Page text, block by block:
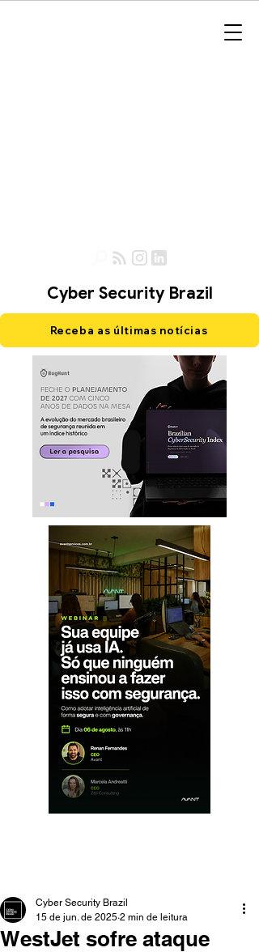
Cyber Security Brazil
Receba as últimas notícias
WestJet sofre ataque
Cyber Security Brazil
15 de jun. de 2025 2 min de leitura